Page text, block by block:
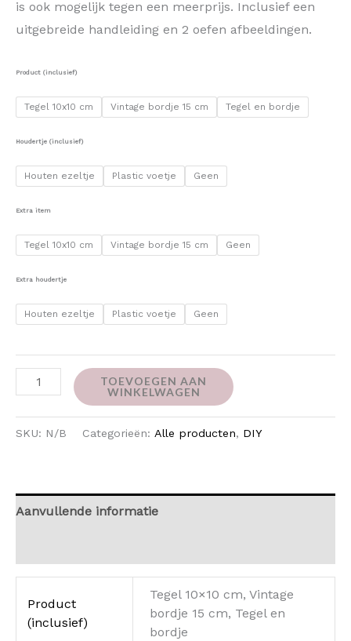
is ook mogelijk tegen een meerprijs. Inclusief een
uitgebreide handleiding en 2 oefen afbeeldingen.
Product (inclusief)
Tegel 10x10 cm Vintage bordje 15 cm Tegel en bordje
Houdertje (inclusief)
Houten ezeltje Plastic voetje Geen
Extra item
Tegel 10x10 cm Vintage bordje 15 cm Geen
Extra houdertje
Houten ezeltje Plastic voetje Geen
TOEVOEGEN AAN
WINKELWAGEN
SKU: N/B Categorieën: Alle producten, DIY
Aanvullende informatie
Product
(inclusief)
Tegel 10×10 cm, Vintage
bordje 15 cm, Tegel en
bordje